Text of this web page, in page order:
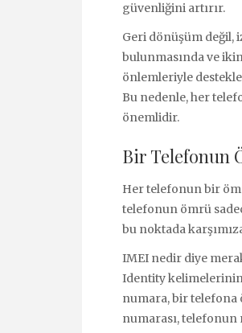
güvenliğini artırır.
Geri dönüşüm değil,
bulunmasında ve
önlemleriyle
Bu nedenle, her
önemlidir.
Bir Telefonun
Her telefonun bir
telefonun ömrü
bu noktada
IMEI nedir diye
Identity kelimelerinin
numara, bir telefona
numarası,